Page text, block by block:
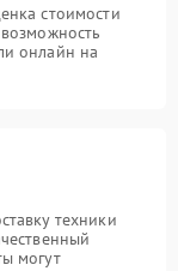
стоимости
онлайн на
техники
могут